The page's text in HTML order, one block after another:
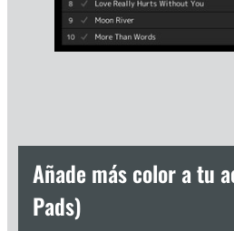
Añade más color a tu
Pads)